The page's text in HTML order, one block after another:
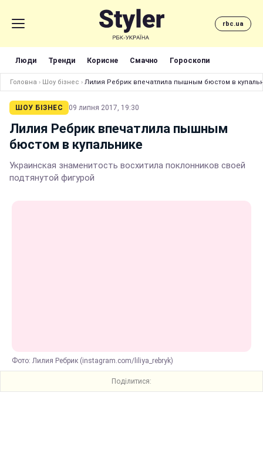
rbc.ua
Люди Тренди Корисне Смачно Гороскопи
Головна › Шоу бізнес › Лилия Ребрик впечатлила пышным бюстом в
ШОУ БІЗНЕС 09 липня 2017, 19:30
Лилия Ребрик впечатлила пышным
бюстом в купальнике
Украинская знаменитость восхитила поклонников своей
подтянутой фигурой
Фото: Лилия Ребрик (instagram.com/liliya_rebryk)
Поділитися: